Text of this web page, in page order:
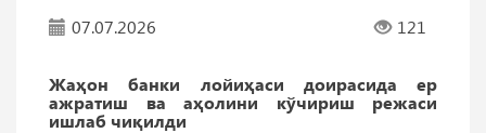
07.07.2026
121
Жаҳон банки лойиҳаси доирасида ер
ажратиш ва аҳолини кўчириш режаси
ишлаб чиқилди